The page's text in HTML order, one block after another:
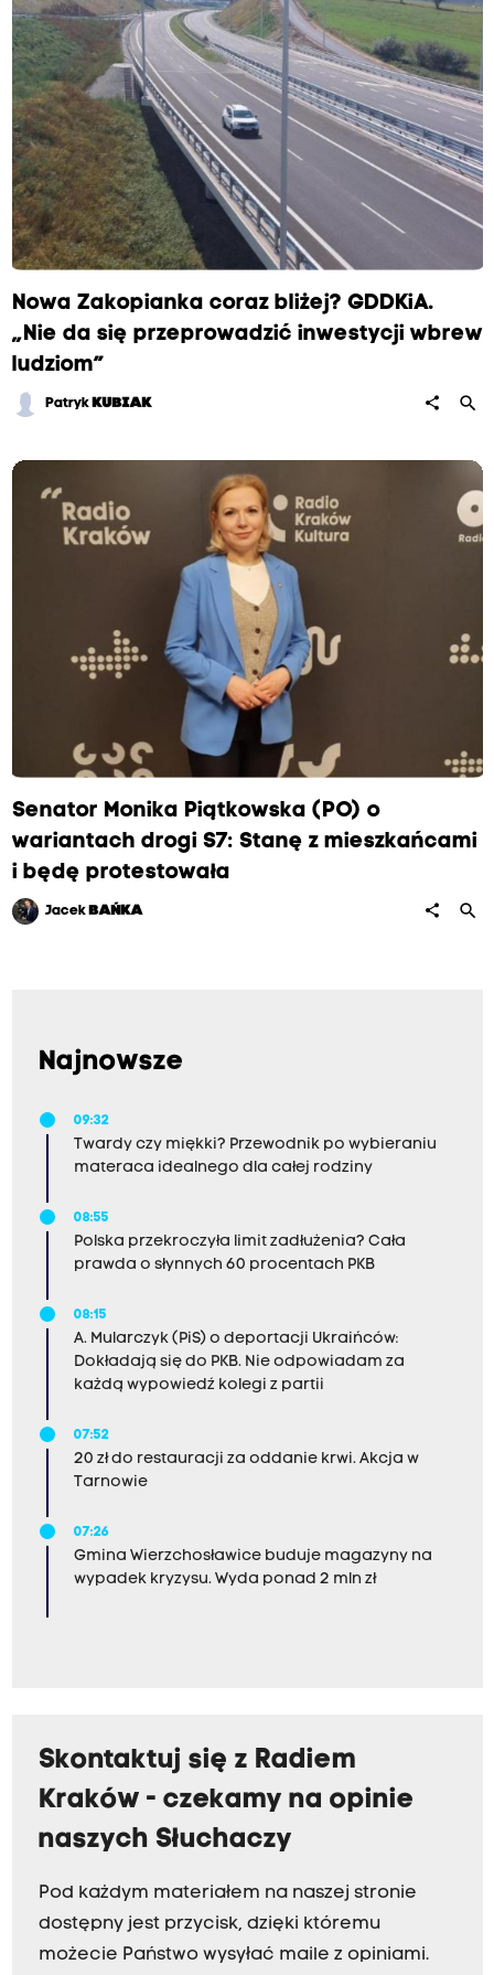
Nowa Zakopianka coraz bliżej? GDDKiA.
„Nie da się przeprowadzić inwestycji wbrew
ludziom”
Patryk KUBIAK share search
Senator Monika Piątkowska (PO) o
wariantach drogi S7: Stanę z mieszkańcami
i będę protestowała
Jacek BAŃKA share search
Najnowsze
09:32
Twardy czy miękki? Przewodnik po wybieraniu
materaca idealnego dla całej rodziny
08:55
Polska przekroczyła limit zadłużenia? Cała
prawda o słynnych 60 procentach PKB
08:15
A. Mularczyk (PiS) o deportacji Ukraińców:
Dokładają się do PKB. Nie odpowiadam za
każdą wypowiedź kolegi z partii
07:52
20 zł do restauracji za oddanie krwi. Akcja w
Tarnowie
07:26
Gmina Wierzchosławice buduje magazyny na
wypadek kryzysu. Wyda ponad 2 mln zł
Skontaktuj się z Radiem
Kraków - czekamy na opinie
naszych Słuchaczy
Pod każdym materiałem na naszej stronie
dostępny jest przycisk, dzięki któremu
możecie Państwo wysyłać maile z opiniami.